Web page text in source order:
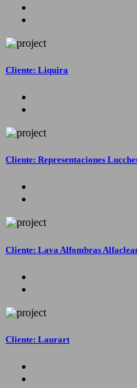
Cliente: Liquira
Cliente: Representaciones
Cliente: Lava Alfombras
Cliente: Laurart